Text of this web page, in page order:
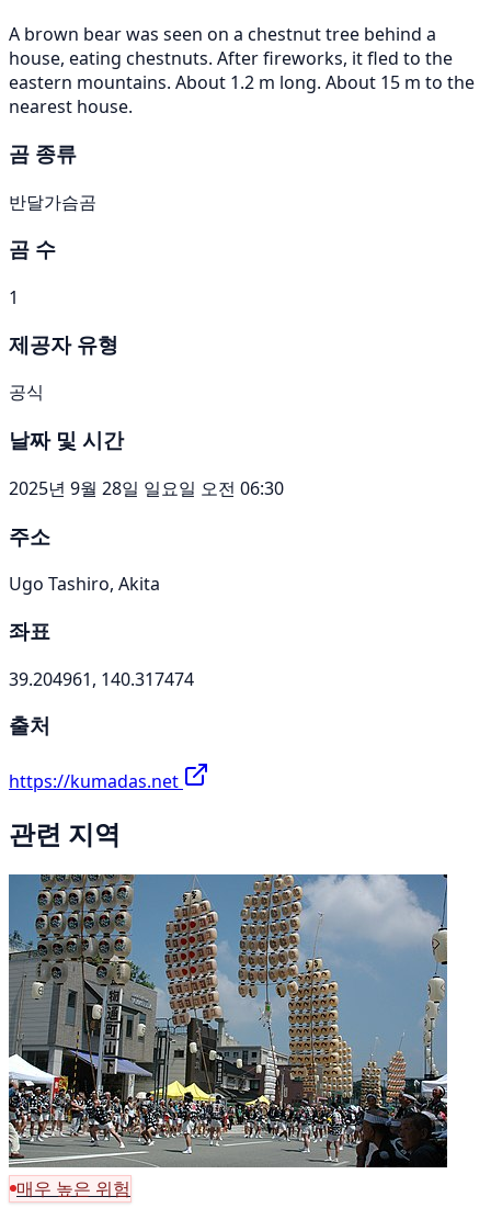
A brown bear was seen on a chestnut tree behind a
house, eating chestnuts. After fireworks, it fled to the
eastern mountains. About 1.2 m long. About 15 m to the
nearest house.
곰 종류
반달가슴곰
곰 수
1
제공자 유형
공식
날짜 및 시간
2025년 9월 28일 일요일 오전 06:30
주소
Ugo Tashiro, Akita
좌표
39.204961, 140.317474
출처
https://kumadas.net
관련 지역
매우 높은 위험